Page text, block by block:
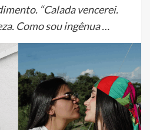
“Calada vencerei.
Como sou ingênua …